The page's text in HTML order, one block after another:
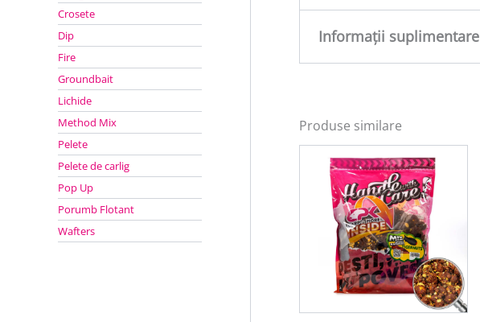
Crosete
Dip
Fire
Groundbait
Lichide
Method Mix
Pelete
Pelete de carlig
Pop Up
Porumb Flotant
Wafters
Informații suplimentare
Produse similare